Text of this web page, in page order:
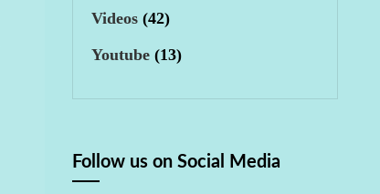
Videos (42)
Youtube (13)
Follow us on Social Media